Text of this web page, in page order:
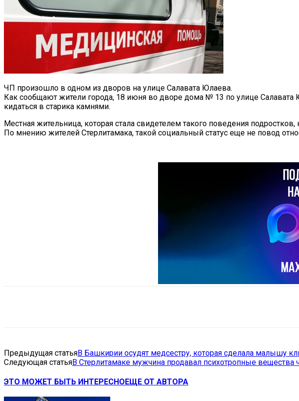
ЧП произошло в одном из дворов на улице Салавата Юлаева.
Как сообщают жители города, 18 июня во дворе дома № 13 по улице Салавата
кидаться в старика камнями.
Местная жительница, которая стала свидетелем такого поведения
По мнению жителей Стерлитамака, такой социальный статус еще не повод
Предыдущая статьяВ Башкирии осудят медсестру, которая сделала малышу
Следующая статьяВ Стерлитамаке мужчина продавал психотропные вещества
ЭТО МОЖЕТ БЫТЬ ИНТЕРЕСНОЕЩЕ ОТ АВТОРА